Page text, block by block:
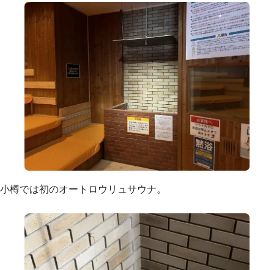
小樽では初のオートロウリュサウナ。